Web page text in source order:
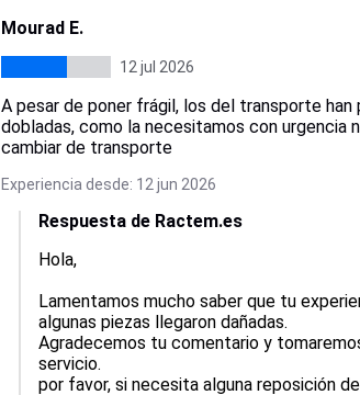
Mourad E.
12 jul 2026
A pesar de poner frágil, los del transporte
dobladas, como la necesitamos con urgencia
cambiar de transporte
Experiencia desde: 12 jun 2026
Respuesta de Ractem.es
Hola,
Lamentamos mucho saber que tu
algunas piezas llegaron dañadas.
Agradecemos tu comentario y
servicio.
por favor, si necesita alguna reposición